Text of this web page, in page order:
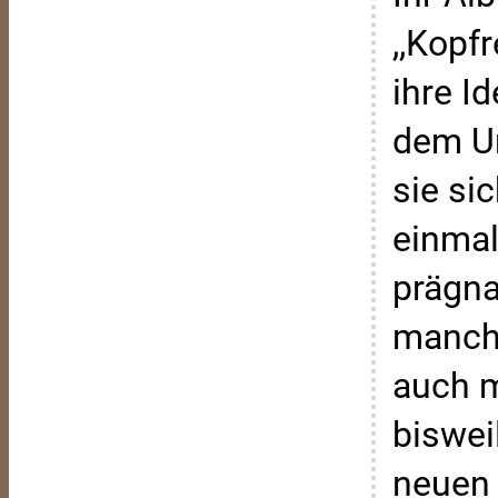
ihre
dem
sie
auch